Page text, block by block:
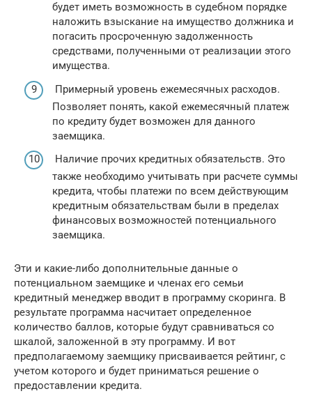
будет иметь возможность в судебном порядке
наложить взыскание на имущество должника и
погасить просроченную задолженность
средствами, полученными от реализации этого
имущества.
Примерный уровень ежемесячных расходов.
Позволяет понять, какой ежемесячный платеж
по кредиту будет возможен для данного
заемщика.
Наличие прочих кредитных обязательств. Это
также необходимо учитывать при расчете суммы
кредита, чтобы платежи по всем действующим
кредитным обязательствам были в пределах
финансовых возможностей потенциального
заемщика.
Эти и какие-либо дополнительные данные о
потенциальном заемщике и членах его семьи
кредитный менеджер вводит в программу скоринга. В
результате программа насчитает определенное
количество баллов, которые будут сравниваться со
шкалой, заложенной в эту программу. И вот
предполагаемому заемщику присваивается рейтинг, с
учетом которого и будет приниматься решение о
предоставлении кредита.